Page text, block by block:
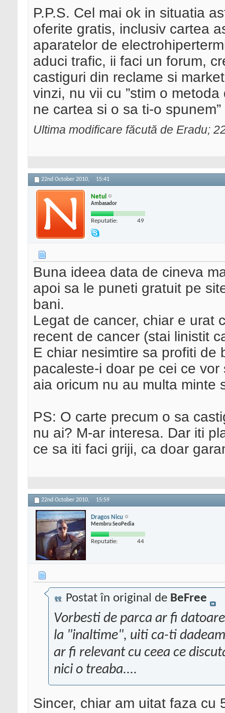
P.P.S. Cel mai ok in situatia
oferite gratis, inclusiv cartea
aparatelor de
aduci trafic, ii faci un forum,
castiguri din reclame si
vinzi, nu vii cu ”stim o
ne cartea si o sa ti-o spunem”
Ultima modificare făcută de Eradu;
22nd October 2010, 15:41
Netul
Ambasador
Reputatie: 49
Buna ideea data de cineva
apoi sa le puneti gratuit pe
bani.
Legat de cancer, chiar e urat
recent de cancer (stai linistit
E chiar nesimtire sa profiti de
pacaleste-i doar pe cei ce
aia oricum nu au multa minte
PS: O carte precum o sa
nu ai? M-ar interesa. Dar iti
ce sa iti faci griji, ca doar
22nd October 2010, 15:59
Dragos Nicu
Membru SeoPedia
Reputatie: 44
Postat în original de BeFree
Vorbesti de parca ar fi
la "inaltime", uiti ca-ti
ar fi relevant cu ceea ce
nici o treaba....
Sincer, chiar am uitat faza cu